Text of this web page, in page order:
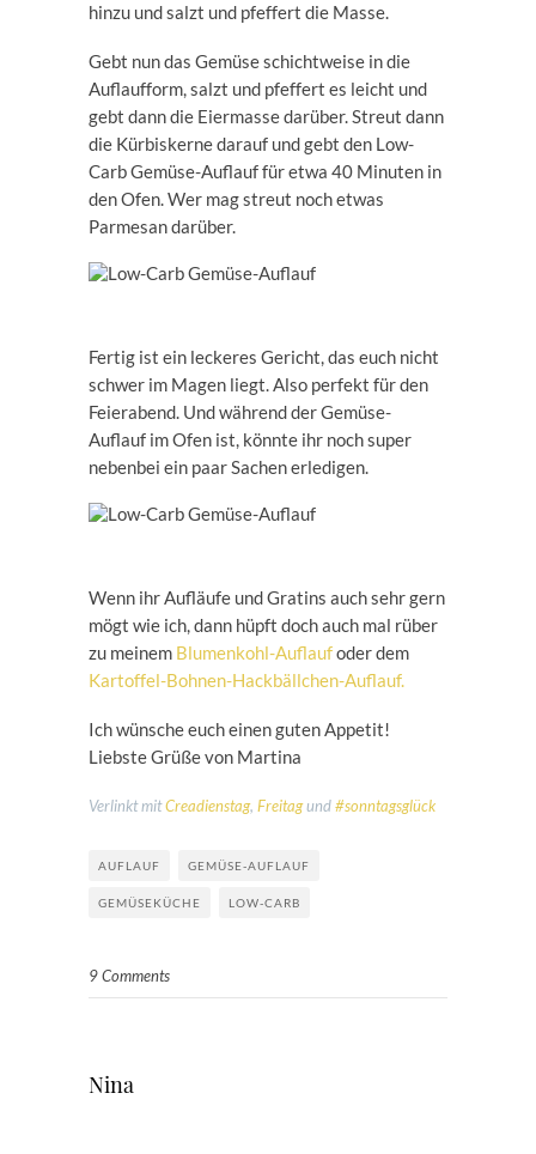
hinzu und salzt und pfeffert die Masse.
Gebt nun das Gemüse schichtweise in die
Auflaufform, salzt und pfeffert es leicht und
gebt dann die Eiermasse darüber. Streut dann
die Kürbiskerne darauf und gebt den Low-
Carb Gemüse-Auflauf für etwa 40 Minuten in
den Ofen. Wer mag streut noch etwas
Parmesan darüber.
Fertig ist ein leckeres Gericht, das euch nicht
schwer im Magen liegt. Also perfekt für den
Feierabend. Und während der Gemüse-
Auflauf im Ofen ist, könnte ihr noch super
nebenbei ein paar Sachen erledigen.
Wenn ihr Aufläufe und Gratins auch sehr gern
mögt wie ich, dann hüpft doch auch mal rüber
zu meinem Blumenkohl-Auflaufoder dem
Kartoffel-Bohnen-Hackbällchen-Auflauf.
Ich wünsche euch einen guten Appetit!
Liebste Grüße von Martina
Verlinkt mitCreadienstag, Freitagund#sonntagsglück
AUFLAUF GEMÜSE-AUFLAUF
GEMÜSEKÜCHE LOW-CARB
9 Comments
Nina